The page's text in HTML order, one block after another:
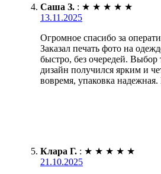
Саша З. : ★ ★ ★ ★ ★
13.11.2025
Огромное спасибо за
Заказал печать фото на
быстро, без очередей. Выбор
дизайн получился ярким и
вовремя, упаковка надежная.
Клара Г. : ★ ★ ★ ★ ★
21.10.2025